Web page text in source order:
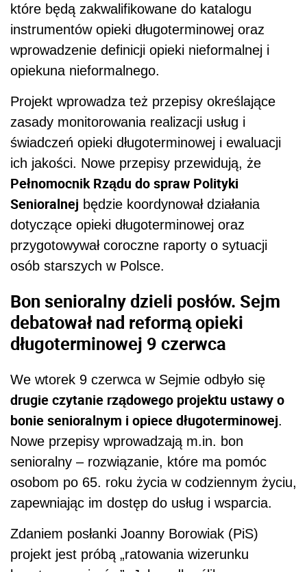
które będą zakwalifikowane do katalogu
instrumentów opieki długoterminowej oraz
wprowadzenie definicji opieki nieformalnej i
opiekuna nieformalnego.
Projekt wprowadza też przepisy określające
zasady monitorowania realizacji usług i
świadczeń opieki długoterminowej i ewaluacji
ich jakości. Nowe przepisy przewidują, że
Pełnomocnik Rządu do spraw Polityki
Senioralnej będzie koordynował działania
dotyczące opieki długoterminowej oraz
przygotowywał coroczne raporty o sytuacji
osób starszych w Polsce.
Bon senioralny dzieli posłów. Sejm
debatował nad reformą opieki
długoterminowej 9 czerwca
We wtorek 9 czerwca w Sejmie odbyło się
drugie czytanie rządowego projektu ustawy o
bonie senioralnym i opiece długoterminowej.
Nowe przepisy wprowadzają m.in. bon
senioralny – rozwiązanie, które ma pomóc
osobom po 65. roku życia w codziennym życiu,
zapewniając im dostęp do usług i wsparcia.
Zdaniem posłanki Joanny Borowiak (PiS)
projekt jest próbą „ratowania wizerunku